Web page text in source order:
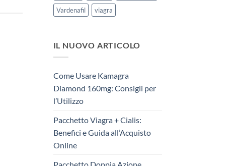
Vardenafil
viagra
IL NUOVO ARTICOLO
Come Usare Kamagra
Diamond 160mg: Consigli per
l’Utilizzo
Pacchetto Viagra + Cialis:
Benefici e Guida all’Acquisto
Online